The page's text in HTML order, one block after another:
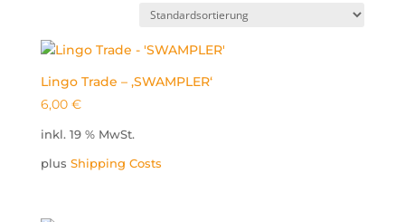
Lingo Trade – ‚SWAMPLER‘
6,00 €
inkl. 19 % MwSt.
plus Shipping Costs